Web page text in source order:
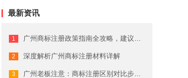
广州代理记账收费情况
广州商标注册费用有哪些
广州代理公司注册注意事项
最新资讯
广州商标注册政策指南全攻略，建议收藏
深度解析广州商标注册材料详解
广州老板注意：商标注册区别对比步骤这...